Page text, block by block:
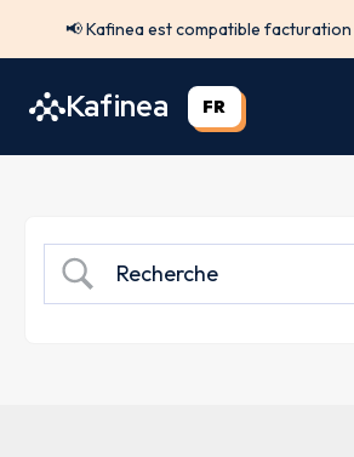
📢 Kafinea est compatible
Kafinea FR